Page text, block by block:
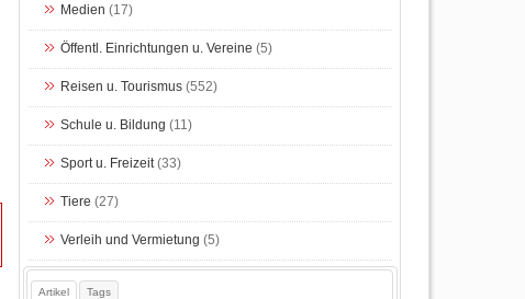
Medien (17)
Öffentl. Einrichtungen u. Vereine (5)
Reisen u. Tourismus(552)
Schule u. Bildung (11)
Sport u. Freizeit(33)
Tiere (27)
Verleih und Vermietung (5)
Artikel Tags